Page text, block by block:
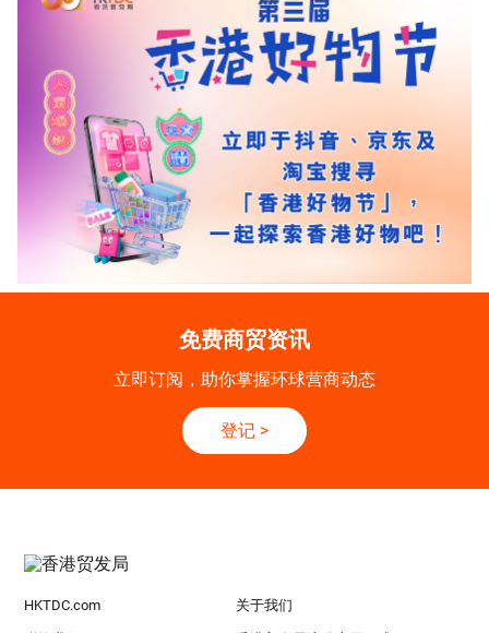
免费商贸资讯
立即订阅，助你掌握环球营商动态
登记 >
HKTDC.com 关于我们